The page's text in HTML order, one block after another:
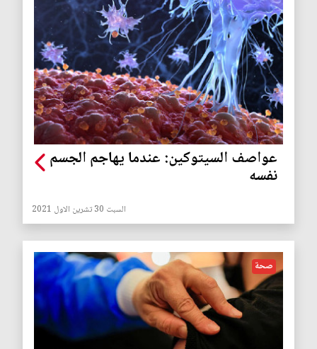
عواصف السيتوكين: عندما يهاجم الجسم
نفسه
السبت 30 تشرين الاول 2021
صحة